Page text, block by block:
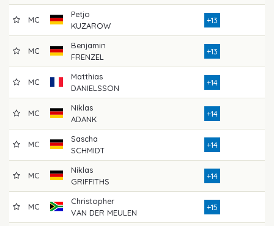
MC
Petjo
KUZAROW
+13
MC
Benjamin
FRENZEL
+13
MC
Matthias
DANIELSSON
+14
MC
Niklas
ADANK
+14
MC
Sascha
SCHMIDT
+14
MC
Niklas
GRIFFITHS
+14
MC
Christopher
VAN DER MEULEN
+15